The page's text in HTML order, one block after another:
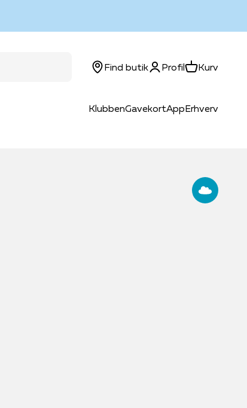
KlubbenGavekortAppErhverv
Find butikLog ind
ProfilKurvKurv